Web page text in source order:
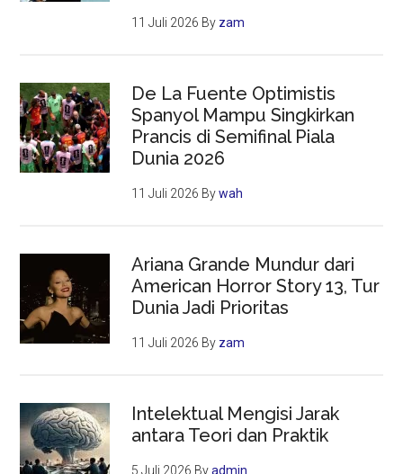
11 Juli 2026 By zam
De La Fuente Optimistis
Spanyol Mampu Singkirkan
Prancis di Semifinal Piala
Dunia 2026
11 Juli 2026 Bywah
Ariana Grande Mundur dari
American Horror Story 13, Tur
Dunia Jadi Prioritas
11 Juli 2026 By zam
Intelektual Mengisi Jarak
antara Teori dan Praktik
5 Juli 2026 Byadmin